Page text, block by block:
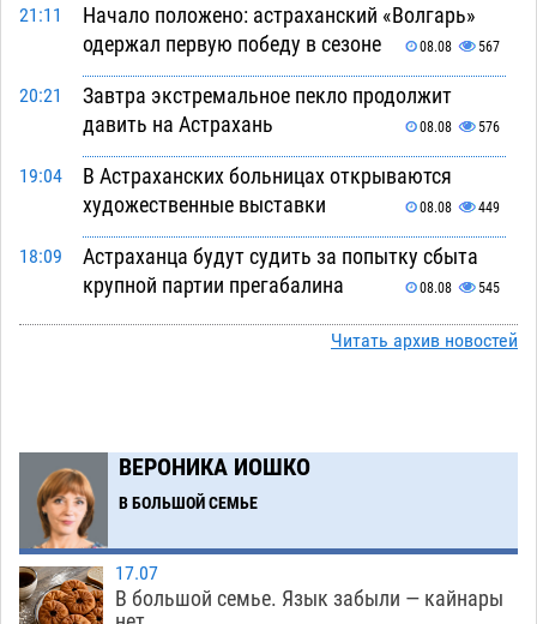
21:11
Начало положено: астраханский «Волгарь»
одержал первую победу в сезоне
08.08 567
20:21
Завтра экстремальное пекло продолжит
давить на Астрахань
08.08 576
19:04
В Астраханских больницах открываются
художественные выставки
08.08 449
18:09
Астраханца будут судить за попытку сбыта
крупной партии прегабалина
08.08 545
Игорь Мартынов вручил награды тренерам и
юбилей
14:19
Погибший на Донбассе волонтер из Астрахани
стал героем мурала
08.08 565
13:10
Подросток, перебегавший дорогу вне
Читать архив новостей
ВЕРОНИКА ИОШКО
В БОЛЬШОЙ СЕМЬЕ
17.07
В большой семье. Язык забыли — кайнары